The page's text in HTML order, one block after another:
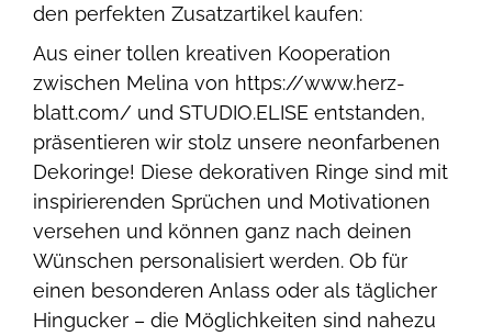
den perfekten Zusatzartikel kaufen:
Aus einer tollen kreativen Kooperation
zwischen Melina von https://www.herz-
blatt.com/ und STUDIO.ELISE entstanden,
präsentieren wir stolz unsere neonfarbenen
Dekoringe! Diese dekorativen Ringe sind mit
inspirierenden Sprüchen und Motivationen
versehen und können ganz nach deinen
Wünschen personalisiert werden. Ob für
einen besonderen Anlass oder als täglicher
Hingucker – die Möglichkeiten sind nahezu